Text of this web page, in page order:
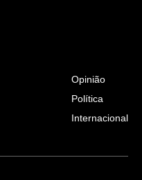
Opinião
Política
Internacional